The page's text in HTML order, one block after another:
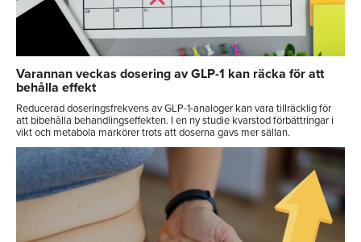
Varannan veckas dosering av GLP-1 kan räcka för att
behålla effekt
Reducerad doseringsfrekvens av GLP-1-analoger kan vara tillräcklig för
att bibehålla behandlingseffekten. I en ny studie kvarstod förbättringar i
vikt och metabola markörer trots att doserna gavs mer sällan.